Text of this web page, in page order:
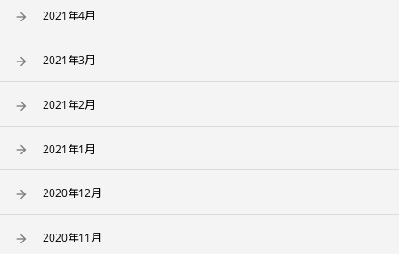
2021年4月
2021年3月
2021年2月
2021年1月
2020年12月
2020年11月